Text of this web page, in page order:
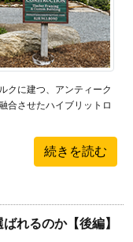
クに建つ、アンティーク
合させたハイブリットロ
続きを読む
れるのか【後編】